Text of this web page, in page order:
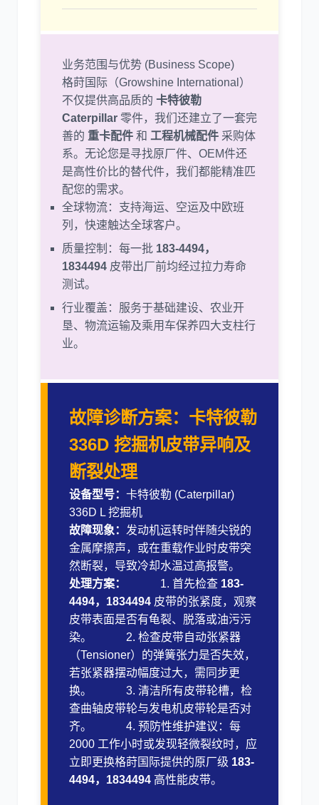
业务范围与优势 (Business Scope)
格莳国际（Growshine International）
不仅提供高品质的 卡特彼勒
Caterpillar 零件，我们还建立了一套完
善的 重卡配件 和 工程机械配件 采购体
系。无论您是寻找原厂件、OEM件还
是高性价比的替代件，我们都能精准匹
配您的需求。
全球物流：支持海运、空运及中欧班
列，快速触达全球客户。
质量控制：每一批 183-4494，
1834494 皮带出厂前均经过拉力寿命
测试。
行业覆盖：服务于基础建设、农业开
垦、物流运输及乘用车保养四大支柱行
业。
故障诊断方案：卡特彼勒
336D 挖掘机皮带异响及
断裂处理
设备型号： 卡特彼勒 (Caterpillar)
336D L 挖掘机
故障现象： 发动机运转时伴随尖锐的
金属摩擦声，或在重载作业时皮带突
然断裂，导致冷却水温过高报警。
处理方案：
1. 首先检查 183-
4494，1834494 皮带的张紧度，观察
皮带表面是否有龟裂、脱落或油污污
染。 2. 检查皮带自动张紧器
（Tensioner）的弹簧张力是否失效，
若张紧器摆动幅度过大，需同步更
换。 3. 清洁所有皮带轮槽，检
查曲轴皮带轮与发电机皮带轮是否对
齐。 4. 预防性维护建议：每
2000 工作小时或发现轻微裂纹时，应
立即更换格莳国际提供的原厂级 183-
4494，1834494 高性能皮带。